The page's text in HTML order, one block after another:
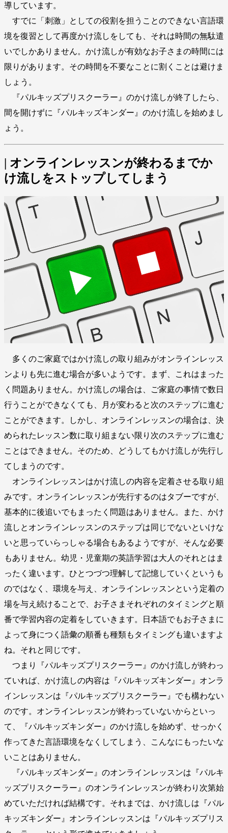
導しています。
すでに「刺激」としての役割を担うことのできない言語環
境を復習として再度かけ流しをしても、それは時間の無駄遣
いでしかありません。かけ流しが有効なお子さまの時間には
限りがあります。その時間を不要なことに割くことは避けま
しょう。
『パルキッズプリスクーラー』のかけ流しが終了したら、
間を開けずに『パルキッズキンダー』のかけ流しを始めまし
ょう。
| オンラインレッスンが終わるまでか
け流しをストップしてしまう
多くのご家庭ではかけ流しの取り組みがオンラインレッス
ンよりも先に進む場合が多いようです。まず、これはまった
く問題ありません。かけ流しの場合は、ご家庭の事情で数日
行うことができなくても、月が変わると次のステップに進む
ことができます。しかし、オンラインレッスンの場合は、決
められたレッスン数に取り組まない限り次のステップに進む
ことはできません。そのため、どうしてもかけ流しが先行し
てしまうのです。
オンラインレッスンはかけ流しの内容を定着させる取り組
みです。オンラインレッスンが先行するのはタブーですが、
基本的に後追いでもまったく問題はありません。また、かけ
流しとオンラインレッスンのステップは同じでないといけな
いと思っていらっしゃる場合もあるようですが、そんな必要
もありません。幼児・児童期の英語学習は大人のそれとはま
ったく違います。ひとつづつ理解して記憶していくというも
のではなく、環境を与え、オンラインレッスンという定着の
場を与え続けることで、お子さまそれぞれのタイミングと順
番で学習内容の定着をしていきます。日本語でもお子さまに
よって身につく語彙の順番も種類もタイミングも違いますよ
ね。それと同じです。
つまり『パルキッズプリスクーラー』のかけ流しが終わっ
ていれば、かけ流しの内容は『パルキッズキンダー』オンラ
インレッスンは『パルキッズプリスクーラー』でも構わない
のです。オンラインレッスンが終わっていないからといっ
て、『パルキッズキンダー』のかけ流しを始めず、せっかく
作ってきた言語環境をなくしてしまう、こんなにもったいな
いことはありません。
『パルキッズキンダー』のオンラインレッスンは『パルキ
ッズプリスクーラー』のオンラインレッスンが終わり次第始
めていただければ結構です。それまでは、かけ流しは『パル
キッズキンダー』オンラインレッスンは『パルキッズプリス